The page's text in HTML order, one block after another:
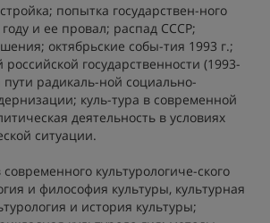
попытка государствен-ного
и ее провал; распад СССР;
октябрьские собы-тия 1993 г.;
государственности (1993-
пути радикаль-ной социально-
куль-тура в современной
деятельность в условиях
ситуации.
современного культурологиче-ского
и философия культуры, культурная
и история культуры;